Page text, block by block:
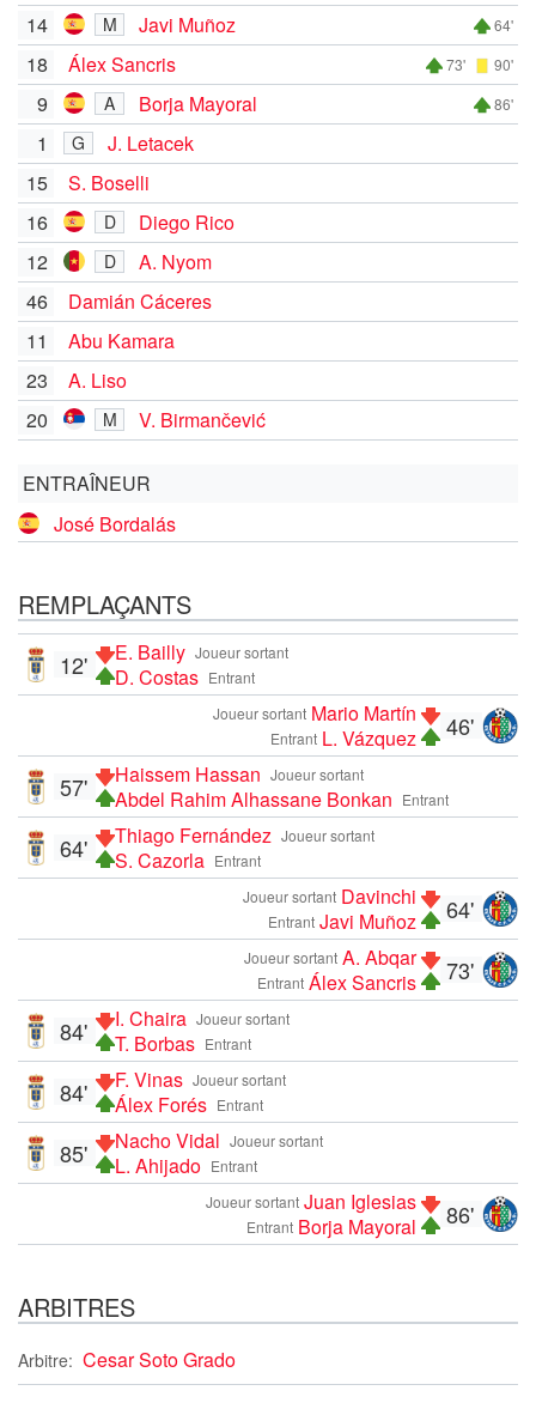
14 M Javi Muñoz 64'
18 Álex Sancris 73' 90'
9 A Borja Mayoral 86'
1 G
J. Letacek
15
S. Boselli
16
D
Diego Rico
12
D
A. Nyom
46
Damián Cáceres
11
Abu Kamara
23
A. Liso
20
M V. Birmančević
ENTRAÎNEUR
José Bordalás
REMPLAÇANTS
Joueur sortant
E. Bailly
Entrant
D. Costas
12'
46'
Joueur sortant Mario Martín
Entrant L. Vázquez
Joueur sortant
Haissem Hassan
Entrant
Abdel Rahim Alhassane Bonkan
57'
Joueur sortant
Thiago Fernández
Entrant
S. Cazorla
64'
64'
Joueur sortant Davinchi
Entrant Javi Muñoz
73'
Joueur sortant A. Abqar
Entrant Álex Sancris
Joueur sortant
I. Chaira
Entrant
T. Borbas
84'
Joueur sortant
F. Vinas
Entrant
Álex Forés
84'
Joueur sortant
Nacho Vidal
Entrant
L. Ahijado
85'
86'
Joueur sortant Juan Iglesias
Entrant Borja Mayoral
ARBITRES
Arbitre: Cesar Soto Grado